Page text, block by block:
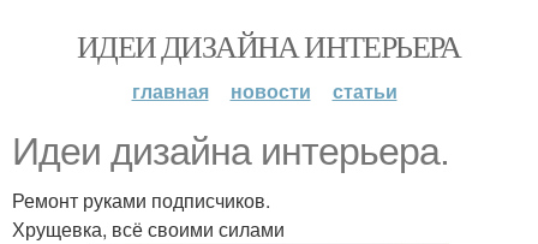
ИДЕИ ДИЗАЙНА ИНТЕРЬЕРА
главная новости статьи
Идеи дизайна интерьера.
Ремонт руками подписчиков.
Хрущевка, всё своими силами